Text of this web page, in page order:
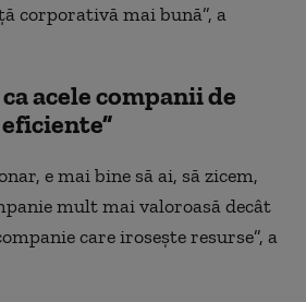
corporativă mai bună”, a
acele companii de
e mai bine să ai, să zicem,
mult mai valoroasă decât
care irosește resurse”, a